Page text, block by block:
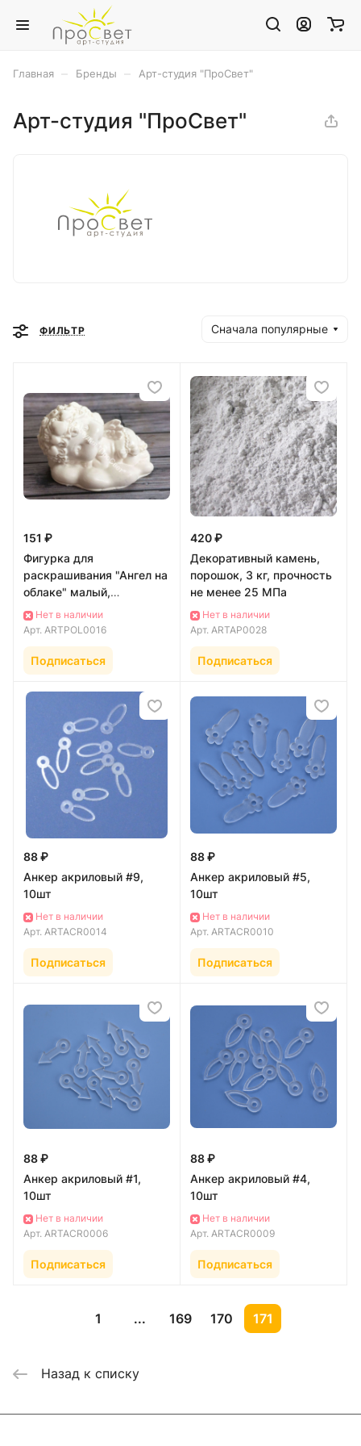
Главная Бренды Арт-студия "ПроСвет"
Арт-студия "ПроСвет"
ФИЛЬТР Сначала популярные
151 ₽
Фигурка для
раскрашивания "Ангел на
облаке" малый,
искусственный мрамор
Нет в наличии
Арт. ARTPOL0016
Подписаться
420 ₽
Декоративный камень,
порошок, 3 кг, прочность
не менее 25 МПа
Нет в наличии
Арт. ARTAP0028
Подписаться
88 ₽
Анкер акриловый #9,
10шт
Нет в наличии
Арт. ARTACR0014
Подписаться
88 ₽
Анкер акриловый #5,
10шт
Нет в наличии
Арт. ARTACR0010
Подписаться
88 ₽
Анкер акриловый #1,
10шт
Нет в наличии
Арт. ARTACR0006
Подписаться
88 ₽
Анкер акриловый #4,
10шт
Нет в наличии
Арт. ARTACR0009
Подписаться
1 ... 169 170 171
Назад к списку